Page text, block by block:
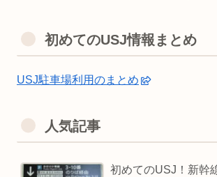
初めてのUSJ情報まとめ
USJ駐車場利用のまとめ
人気記事
初めてのUSJ！新幹